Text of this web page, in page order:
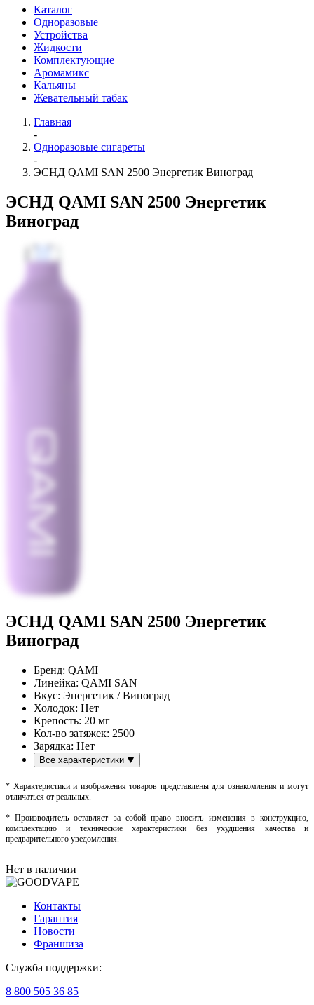
Каталог
Одноразовые
Устройства
Жидкости
Комплектующие
Аромамикс
Кальяны
Жевательный табак
Главная
-
Одноразовые сигареты
-
ЭСНД QAMI SAN 2500 Энергетик Виноград
ЭСНД QAMI SAN 2500 Энергетик
Виноград
ЭСНД QAMI SAN 2500 Энергетик
Виноград
Бренд: QAMI
Линейка: QAMI SAN
Вкус: Энергетик / Виноград
Холодок: Нет
Крепость: 20 мг
Кол-во затяжек: 2500
Зарядка: Нет
Все характеристики
* Характеристики и изображения товаров представлены для ознакомления и могут
отличаться от реальных.
* Производитель оставляет за собой право вносить изменения в конструкцию,
комплектацию и технические характеристики без ухудшения качества и
предварительного уведомления.
Нет в наличии
Контакты
Гарантия
Новости
Франшиза
Служба поддержки:
8 800 505 36 85